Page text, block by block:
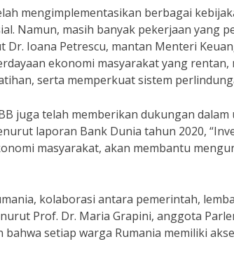
mengimplementasikan berbagai
Namun, masih banyak pekerjaan yang
Ioana Petrescu, mantan Menteri
ekonomi masyarakat yang rentan,
serta memperkuat sistem
juga telah memberikan dukungan dalam
laporan Bank Dunia tahun 2020,
masyarakat, akan membantu
kolaborasi antara pemerintah,
Prof. Dr. Maria Grapini, anggota
setiap warga Rumania memiliki